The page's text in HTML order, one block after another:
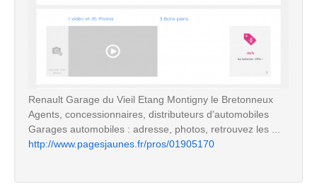
Renault Garage du Vieil Etang Montigny le Bretonneux
Agents, concessionnaires, distributeurs d'automobiles
Garages automobiles : adresse, photos, retrouvez les ...
http://www.pagesjaunes.fr/pros/01905170